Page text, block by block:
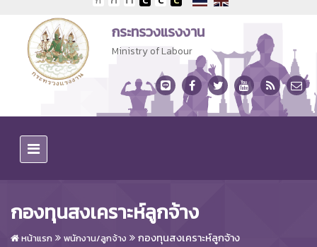
กระทรวงแรงงาน
Ministry of Labour
กองทุนสงเคราะห์ลูกจ้าง
หน้าแรก พนักงาน/ลูกจ้าง กองทุนสงเคราะห์ลูกจ้าง